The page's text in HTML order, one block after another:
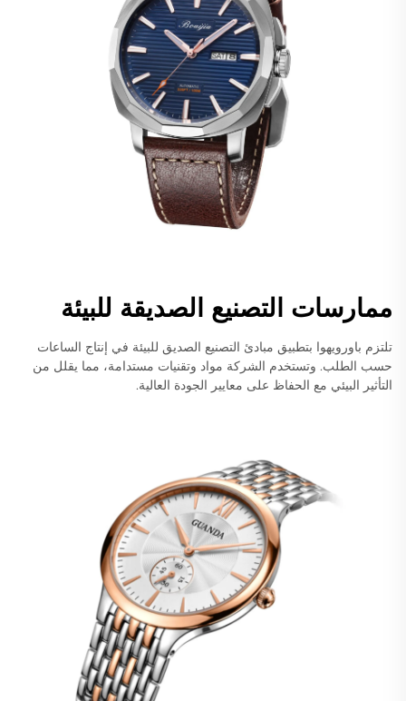
ممارسات التصنيع الصديقة للبيئة
تلتزم باورويهوا بتطبيق مبادئ التصنيع الصديق للبيئة في إنتاج الساعات
حسب الطلب. وتستخدم الشركة مواد وتقنيات مستدامة، مما يقلل من
التأثير البيئي مع الحفاظ على معايير الجودة العالية.